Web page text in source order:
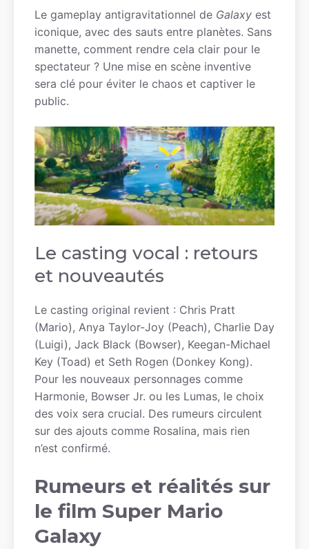
Le gameplay antigravitationnel de Galaxy est
iconique, avec des sauts entre planètes. Sans
manette, comment rendre cela clair pour le
spectateur ? Une mise en scène inventive
sera clé pour éviter le chaos et captiver le
public.
Le casting vocal : retours
et nouveautés
Le casting original revient : Chris Pratt
(Mario), Anya Taylor-Joy (Peach), Charlie Day
(Luigi), Jack Black (Bowser), Keegan-Michael
Key (Toad) et Seth Rogen (Donkey Kong).
Pour les nouveaux personnages comme
Harmonie, Bowser Jr. ou les Lumas, le choix
des voix sera crucial. Des rumeurs circulent
sur des ajouts comme Rosalina, mais rien
n’est confirmé.
Rumeurs et réalités sur
le film Super Mario
Galaxy